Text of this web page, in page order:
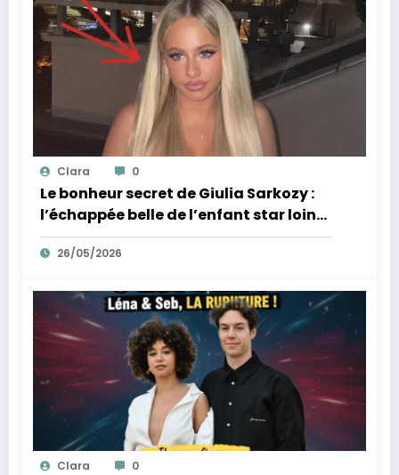
Clara 0
Le bonheur secret de Giulia Sarkozy :
l’échappée belle de l’enfant star loin
des tumultes familiaux.
26/05/2026
Clara 0